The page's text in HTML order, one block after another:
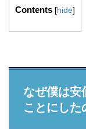
Contents [hide]
なぜ僕は安
ことにした